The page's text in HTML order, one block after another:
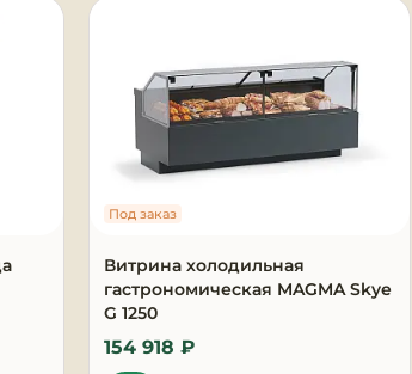
химия
гостиниц и
Витрина холодильная
гастрономическая MAGMA Skye
G 1250
Под заказ
154 918 ₽